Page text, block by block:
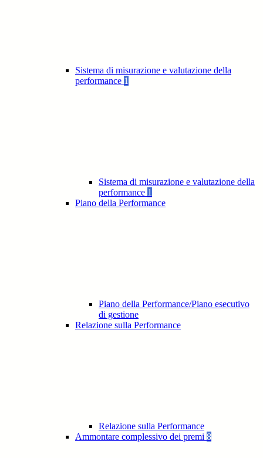
Sistema di misurazione e valutazione della
performance 1
Sistema di misurazione e valutazione della
performance 1
Piano della Performance
Piano della Performance/Piano esecutivo
di gestione
Relazione sulla Performance
Relazione sulla Performance
Ammontare complessivo dei premi 8